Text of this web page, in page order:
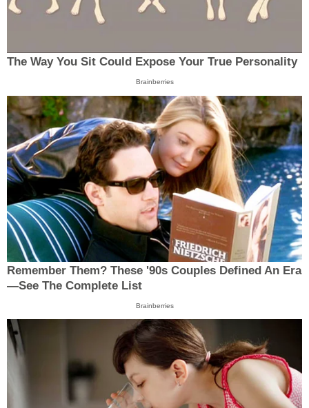
The Way You Sit Could Expose Your True Personality
Brainberries
Remember Them? These '90s Couples Defined An Era
—See The Complete List
Brainberries